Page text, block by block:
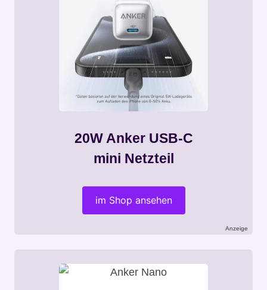
20W Anker USB-C
mini Netzteil
im Shop ansehen
Anzeige